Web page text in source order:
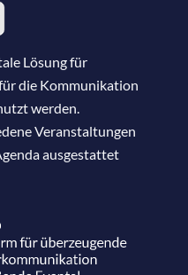
Lösung für
die Kommunikation
werden.
Veranstaltungen
ausgestattet